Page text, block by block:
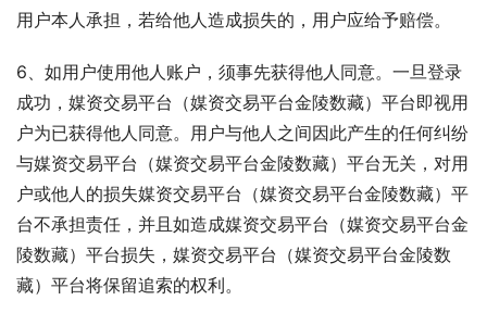
用户本人承担，若给他人造成损失的，用户应给予赔偿。
6、如用户使用他人账户，须事先获得他人同意。一旦登录
成功，媒资交易平台（媒资交易平台金陵数藏）平台即视用
户为已获得他人同意。用户与他人之间因此产生的任何纠纷
与媒资交易平台（媒资交易平台金陵数藏）平台无关，对用
户或他人的损失媒资交易平台（媒资交易平台金陵数藏）平
台不承担责任，并且如造成媒资交易平台（媒资交易平台金
陵数藏）平台损失，媒资交易平台（媒资交易平台金陵数
藏）平台将保留追索的权利。